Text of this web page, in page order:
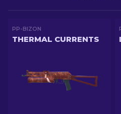
PP-BIZON
THERMAL CURRENTS